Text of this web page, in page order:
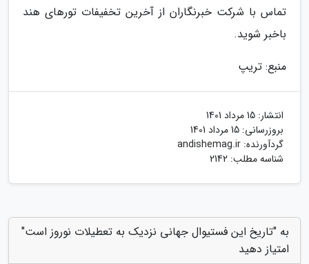
تماس با شرکت خبرنگاران از آخرین تخفیفات تورهای هند
باخبر شوید.
منبع: تریپ
انتشار: 15 مرداد 1401
بروزرسانی: 15 مرداد 1401
گردآورنده: andishemag.ir
شناسه مطلب: 2142
به "تاریخ این فستیوال جهانی نزدیک به تعطیلات نوروز است"
امتیاز دهید